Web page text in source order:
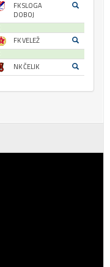
FK SLOGA
DOBOJ
FK VELEŽ
NK ČELIK